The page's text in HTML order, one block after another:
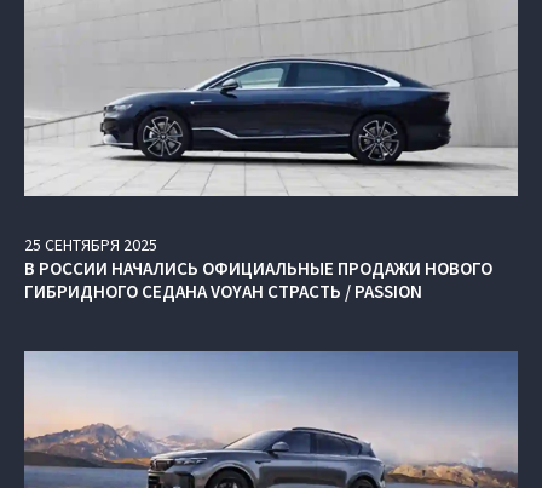
25 СЕНТЯБРЯ 2025
В РОССИИ НАЧАЛИСЬ ОФИЦИАЛЬНЫЕ ПРОДАЖИ НОВОГО
ГИБРИДНОГО СЕДАНА VOYAH СТРАСТЬ / PASSION